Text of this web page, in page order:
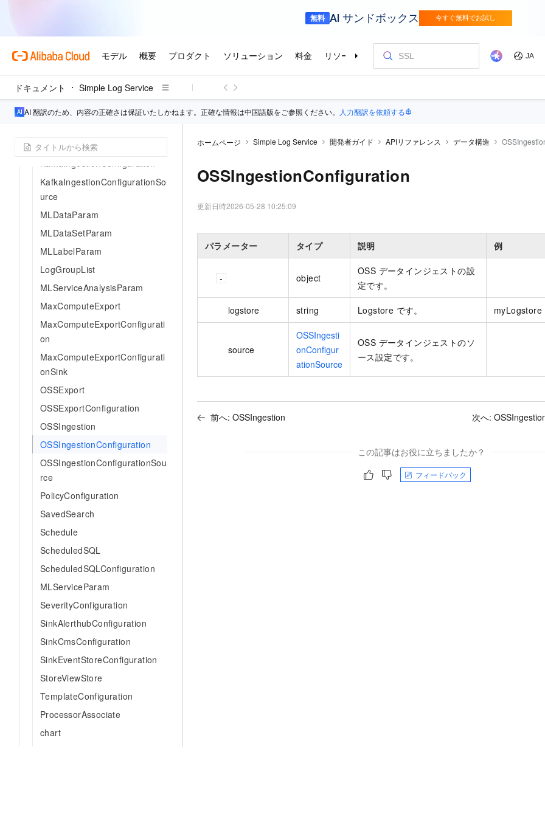
ドキュメント Simple Log Service
AI 翻訳のため、内容の正確さは保証いたしかねます。正確な情報は中国語版をご参照ください。 人力翻訳を依頼する
LogTag
LogtailConfig
IngestProcessor
IngestProcessorConfiguration
LogtailPipelineConfig
JobInstance
KafkaIngestionConfiguration
KafkaIngestionConfigurationSo
urce
MLDataParam
MLDataSetParam
MLLabelParam
LogGroupList
MLServiceAnalysisParam
MaxComputeExport
MaxComputeExportConfigurati
on
MaxComputeExportConfigurati
onSink
OSSExport
OSSExportConfiguration
OSSIngestion
OSSIngestionConfiguration
OSSIngestionConfigurationSou
rce
PolicyConfiguration
SavedSearch
Schedule
ScheduledSQL
ScheduledSQLConfiguration
MLServiceParam
SeverityConfiguration
SinkAlerthubConfiguration
SinkCmsConfiguration
SinkEventStoreConfiguration
StoreViewStore
TemplateConfiguration
ProcessorAssociate
chart
ホームページ Simple Log Service 開発者ガイド APIリファレンス データ構造
OSSIngestionConfiguration
更新日時2026-05-28 10:25:09
パラメーター タイプ 説明 例
object
OSS データインジェストの設
定です。
logstore string Logstore です。 myLogstore
source
OSSIngesti
onConfigur
ationSource
OSS データインジェストのソ
ース設定です。
前へ: OSSIngestion 次へ:
この記事はお役に立ちましたか？
フィードバック